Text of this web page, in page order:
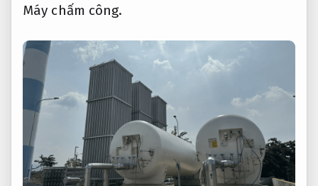
Máy chấm công.